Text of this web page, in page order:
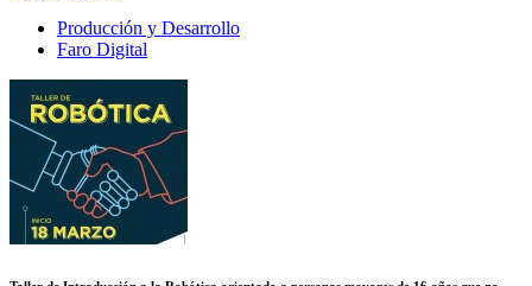
Producción y Desarrollo
Faro Digital